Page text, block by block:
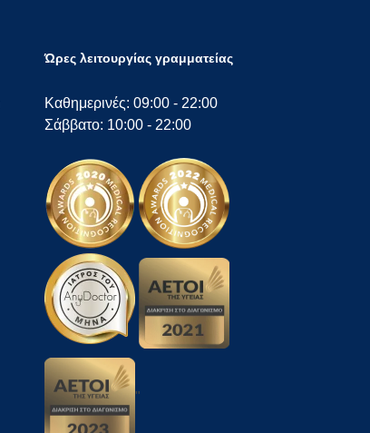
Ώρες λειτουργίας γραμματείας
Καθημερινές: 09:00 - 22:00
Σάββατο: 10:00 - 22:00
"